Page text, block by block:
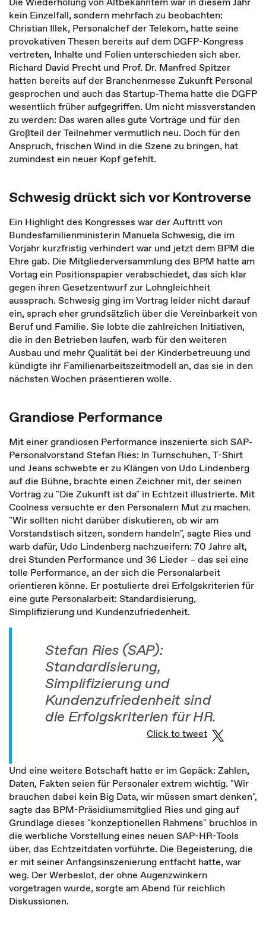
kein Einzelfall, sondern mehrfach zu beobachten:
Christian Illek, Personalchef der Telekom, hatte seine
provokativen Thesen bereits auf dem DGFP-Kongress
vertreten, Inhalte und Folien unterschieden sich aber.
Richard David Precht und Prof. Dr. Manfred Spitzer
hatten bereits auf der Branchenmesse Zukunft Personal
gesprochen und auch das Startup-Thema hatte die DGFP
wesentlich früher aufgegriffen. Um nicht missverstanden
zu werden: Das waren alles gute Vorträge und für den
Großteil der Teilnehmer vermutlich neu. Doch für den
Anspruch, frischen Wind in die Szene zu bringen, hat
zumindest ein neuer Kopf gefehlt.
Schwesig drückt sich vor Kontroverse
Ein Highlight des Kongresses war der Auftritt von
Bundesfamilienministerin Manuela Schwesig, die im
Vorjahr kurzfristig verhindert war und jetzt dem BPM die
Ehre gab. Die Mitgliederversammlung des BPM hatte am
Vortag ein Positionspapier verabschiedet, das sich klar
gegen ihren Gesetzentwurf zur Lohngleichheit
aussprach. Schwesig ging im Vortrag leider nicht darauf
ein, sprach eher grundsätzlich über die Vereinbarkeit von
Beruf und Familie. Sie lobte die zahlreichen Initiativen,
die in den Betrieben laufen, warb für den weiteren
Ausbau und mehr Qualität bei der Kinderbetreuung und
kündigte ihr Familienarbeitszeitmodell an, das sie in den
nächsten Wochen präsentieren wolle.
Grandiose Performance
Mit einer grandiosen Performance inszenierte sich SAP-
Personalvorstand Stefan Ries: In Turnschuhen, T-Shirt
und Jeans schwebte er zu Klängen von Udo Lindenberg
auf die Bühne, brachte einen Zeichner mit, der seinen
Vortrag zu "Die Zukunft ist da" in Echtzeit illustrierte. Mit
Coolness versuchte er den Personalern Mut zu machen.
"Wir sollten nicht darüber diskutieren, ob wir am
Vorstandstisch sitzen, sondern handeln", sagte Ries und
warb dafür, Udo Lindenberg nachzueifern: 70 Jahre alt,
drei Stunden Performance und 36 Lieder – das sei eine
tolle Performance, an der sich die Personalarbeit
orientieren könne. Er postulierte drei Erfolgskriterien für
eine gute Personalarbeit: Standardisierung,
Simplifizierung und Kundenzufriedenheit.
Stefan Ries (SAP):
Standardisierung,
Simplifizierung und
Kundenzufriedenheit sind
die Erfolgskriterien für HR.
Click to tweet
Und eine weitere Botschaft hatte er im Gepäck: Zahlen,
Daten, Fakten seien für Personaler extrem wichtig. "Wir
brauchen dabei kein Big Data, wir müssen smart denken",
sagte das BPM-Präsidiumsmitglied Ries und ging auf
Grundlage dieses "konzeptionellen Rahmens" bruchlos in
die werbliche Vorstellung eines neuen SAP-HR-Tools
über, das Echtzeitdaten vorführte. Die Begeisterung, die
er mit seiner Anfangsinszenierung entfacht hatte, war
weg. Der Werbeslot, der ohne Augenzwinkern
vorgetragen wurde, sorgte am Abend für reichlich
Diskussionen.